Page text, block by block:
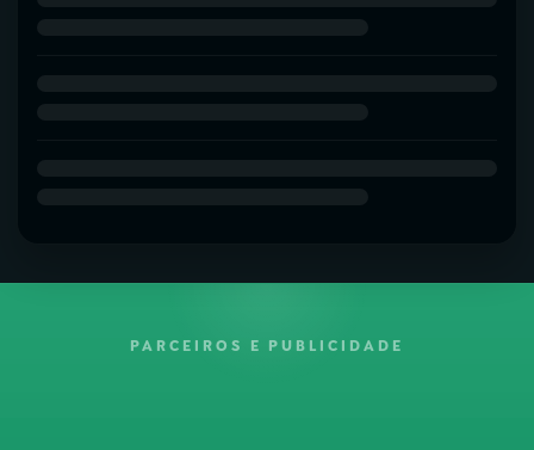
PARCEIROS E PUBLICIDADE